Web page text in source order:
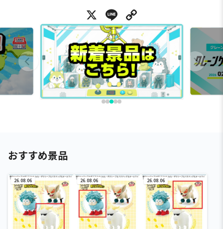
X Line
おすすめ景品
26.08.06 26.08.06 26.08.06